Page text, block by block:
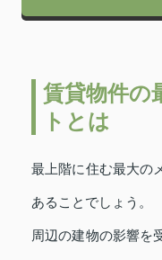
賃貸物件の
トとは
最上階に住む最大の
あることでしょう。
周辺の建物の影響を